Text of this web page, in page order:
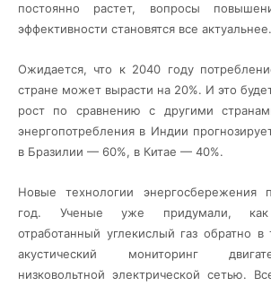
постоянно растет, вопросы
эффективности становятся все актуальнее.
Ожидается, что к 2040 году
стране может вырасти на 20%. И это
рост по сравнению с другими
энергопотребления в Индии
в Бразилии — 60%, в Китае — 40%.
Новые технологии энергосбережения
год. Ученые уже придумали, как
отработанный углекислый газ обратно в
акустический мониторинг
низковольтной электрической сетью.